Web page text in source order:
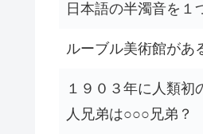
日本語の半濁音を１
ルーブル美術館があ
１９０３年に人類初
人兄弟は○○○兄弟？